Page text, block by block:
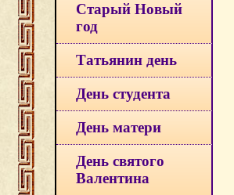
Старый Новый
год
Татьянин день
День студента
День матери
День святого
Валентина